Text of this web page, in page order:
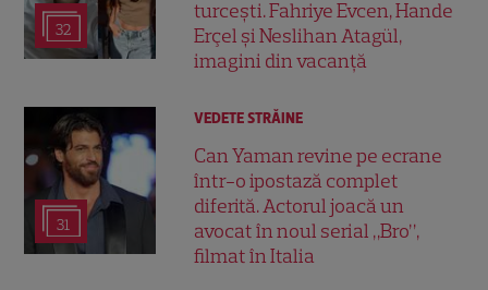
32
turcești. Fahriye Evcen, Hande
Erçel și Neslihan Atagül,
imagini din vacanță
31
VEDETE STRĂINE
Can Yaman revine pe ecrane
într-o ipostază complet
diferită. Actorul joacă un
avocat în noul serial „Bro”,
filmat în Italia